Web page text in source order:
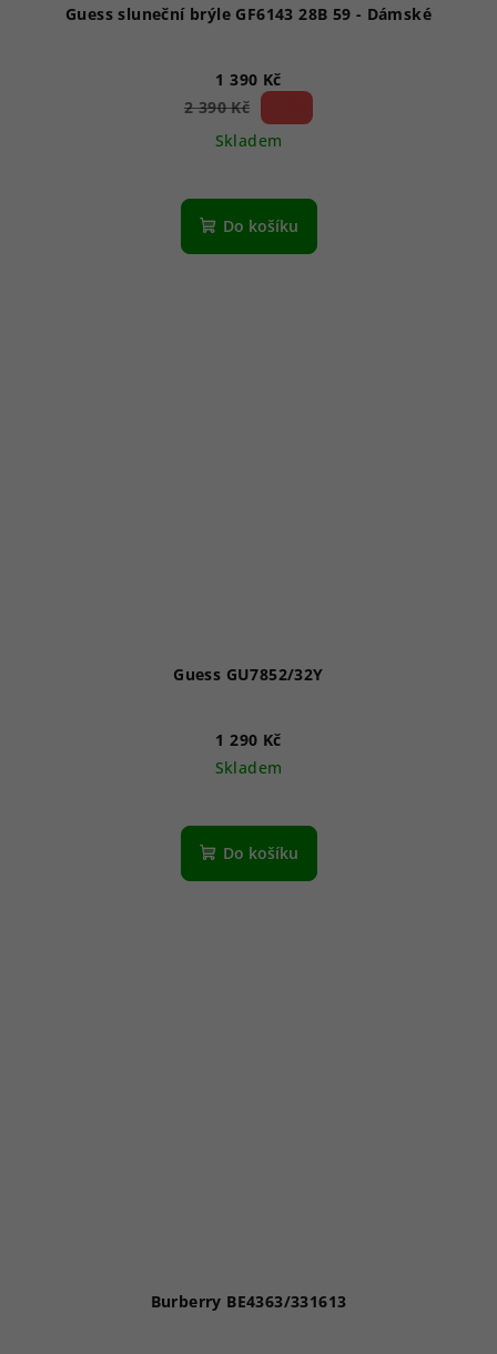
Guess sluneční brýle GF6143 28B 59 - Dámské
1 390 Kč
2 390 Kč
Skladem
Do košíku
Guess GU7852/32Y
1 290 Kč
Skladem
Do košíku
Burberry BE4363/331613